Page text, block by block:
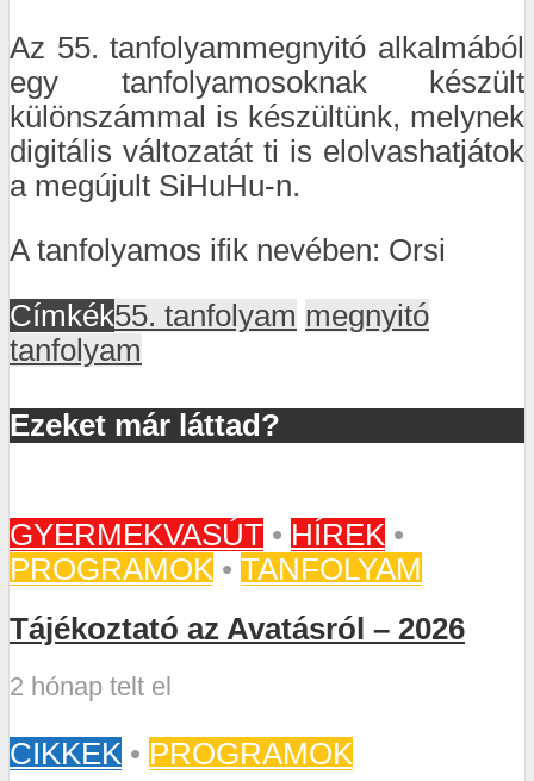
Az 55. tanfolyammegnyitó alkalmából
egy tanfolyamosoknak készült
különszámmal is készültünk, melynek
digitális változatát ti is elolvashatjátok
a megújult SiHuHu-n.
A tanfolyamos ifik nevében: Orsi
Címkék55. tanfolyam megnyitó
tanfolyam
Ezeket már láttad?
GYERMEKVASÚT • HÍREK •
PROGRAMOK • TANFOLYAM
Tájékoztató az Avatásról – 2026
2 hónap telt el
CIKKEK • PROGRAMOK